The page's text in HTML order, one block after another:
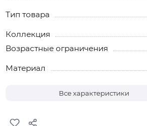
Тип товара
Коллекция
Возрастные ограничения
Материал
Все характеристики